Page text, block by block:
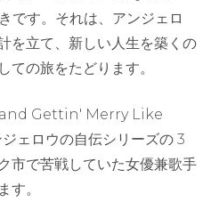
す。それは、アンジェロ
を立て、新しい人生を築くの
ての旅をたどります。
Gettin' Merry Like
ェロウの自伝シリーズの 3
市で苦戦していた女優兼歌手
す。